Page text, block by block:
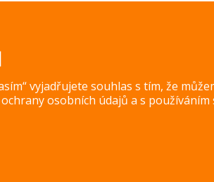
vyjadřujete souhlas s tím, že
osobních údajů a s používáním